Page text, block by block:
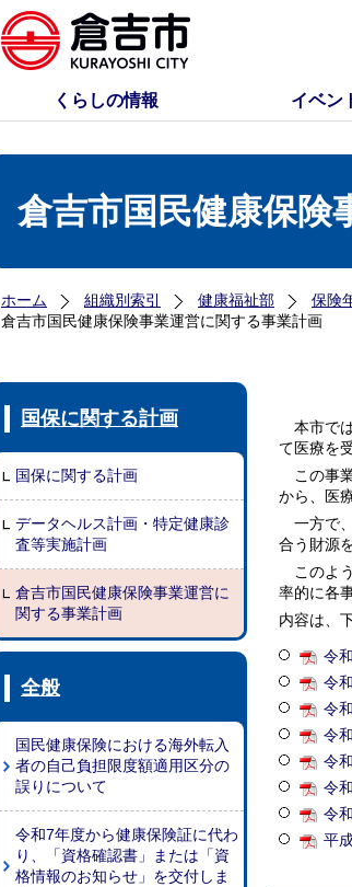
くらしの情報 イベン
倉吉市国民健康保険
ホーム 組織別索引 健康福祉部 保険
倉吉市国民健康保険事業運営に関する事業計画
国保に関する計画
国保に関する計画
データヘルス計画・特定健康診
査等実施計画
倉吉市国民健康保険事業運営に
関する事業計画
全般
国民健康保険における海外転入
者の自己負担限度額適用区分の
誤りについて
令和7年度から健康保険証に代わ
り、「資格確認書」または「資
格情報のお知らせ」を交付しま
本市で
て医療を
この事
から、医
一方で
合う財源
このよ
率的に各
内容は、
令
令
令
令
令
令
令
平